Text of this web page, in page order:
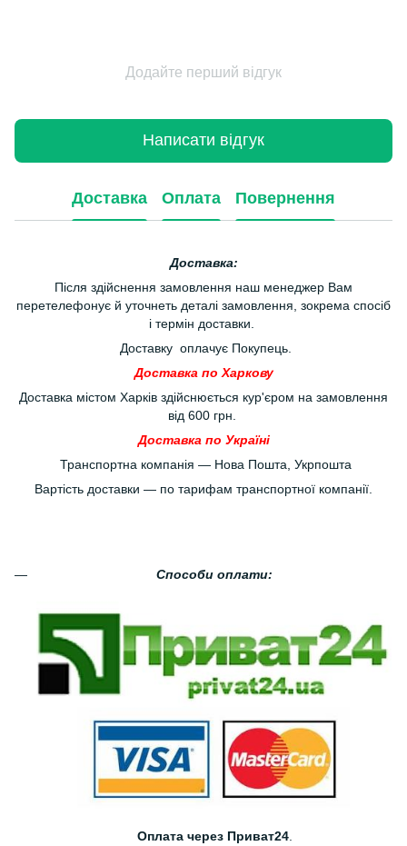
Додайте перший відгук
Написати відгук
Доставка Оплата Повернення
Доставка:
Після здійснення замовлення наш менеджер Вам
перетелефонує й уточнеть деталі замовлення, зокрема спосіб
і термін доставки.
Доставку оплачує Покупець.
Доставка по Харкову
Доставка містом Харків здійснюється кур'єром на замовлення
від 600 грн.
Доставка по Україні
Транспортна компанія — Нова Пошта, Укрпошта
Вартість доставки — по тарифам транспортної компанії.
Способи оплати:
Оплата через Приват24.